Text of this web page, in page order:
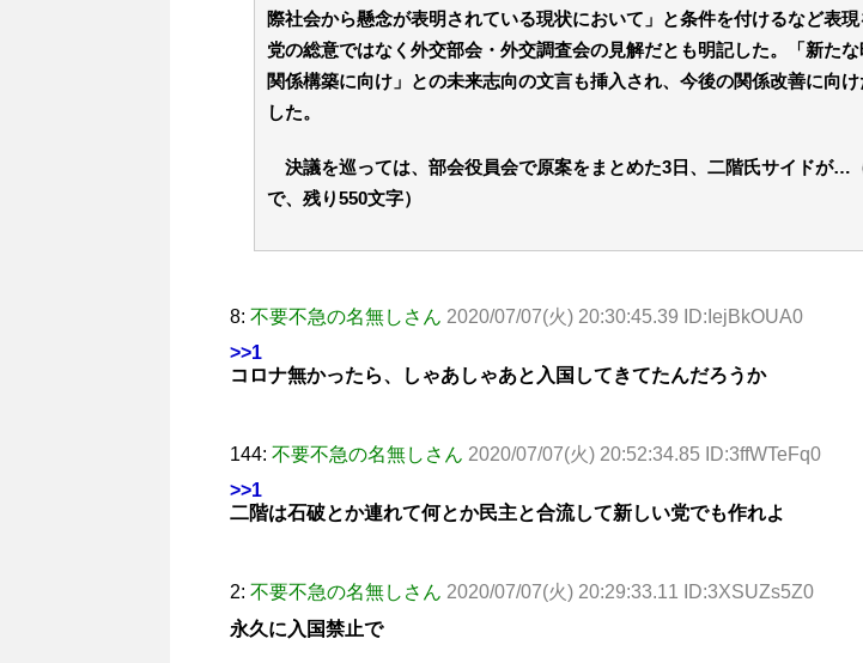
際社会から懸念が表明されている現状において」と条件を付けるなど表現
党の総意ではなく外交部会・外交調査会の見解だとも明記した。「新た
関係構築に向け」との未来志向の文言も挿入され、今後の関係改善に向
した。
決議を巡っては、部会役員会で原案をまとめた3日、二階氏サイドが…
で、残り550文字）
8: 不要不急の名無しさん 2020/07/07(火) 20:30:45.39 ID:IejBkOUA0
>>1
コロナ無かったら、しゃあしゃあと入国してきてたんだろうか
144: 不要不急の名無しさん 2020/07/07(火) 20:52:34.85 ID:3ffWTeFq0
>>1
二階は石破とか連れて何とか民主と合流して新しい党でも作れよ
2: 不要不急の名無しさん 2020/07/07(火) 20:29:33.11 ID:3XSUZs5Z0
永久に入国禁止で